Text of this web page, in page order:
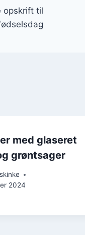
opskrift til
med glaseret
grøntsager
2024